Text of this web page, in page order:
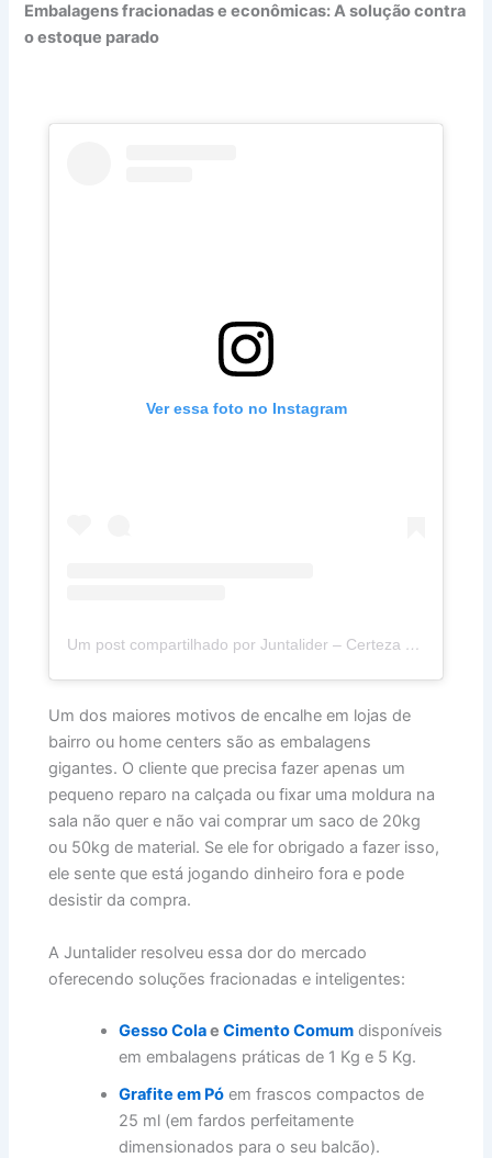
Embalagens fracionadas e econômicas: A solução contra
o estoque parado
Ver essa foto no Instagram
Um post compartilhado por Juntalider – Certeza de Qualidade (@juntalider)
Um dos maiores motivos de encalhe em lojas de
bairro ou home centers são as embalagens
gigantes. O cliente que precisa fazer apenas um
pequeno reparo na calçada ou fixar uma moldura na
sala não quer e não vai comprar um saco de 20kg
ou 50kg de material. Se ele for obrigado a fazer isso,
ele sente que está jogando dinheiro fora e pode
desistir da compra.
A Juntalider resolveu essa dor do mercado
oferecendo soluções fracionadas e inteligentes:
Gesso ColaeCimento Comum disponíveis
em embalagens práticas de 1 Kg e 5 Kg.
Grafite em Pó em frascos compactos de
25 ml (em fardos perfeitamente
dimensionados para o seu balcão).